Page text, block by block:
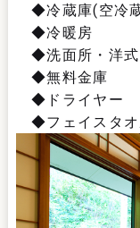
◆冷蔵庫(空冷
◆冷暖房
◆洗面所・洋式
◆無料金庫
◆ドライヤー
◆フェイスタオ